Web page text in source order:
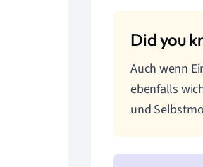
Auch wenn
ebenfalls
und